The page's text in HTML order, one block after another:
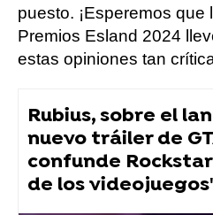
puesto. ¡Esperemos
Premios Esland 2024
estas opiniones tan
Rubius, sobre el
nuevo tráiler de
confunde
de los